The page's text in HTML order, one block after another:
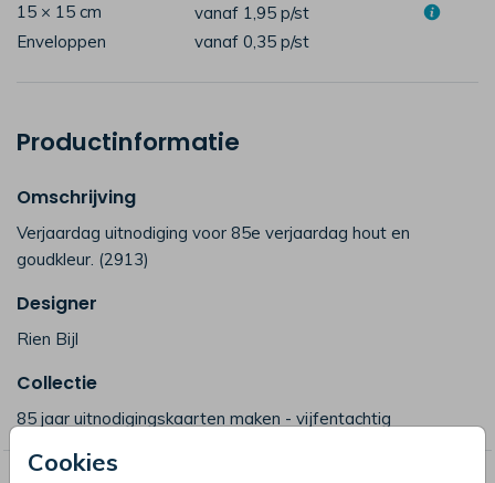
Cookies
15 × 15 cm
vanaf 1,95 p/st
Enveloppen
vanaf 0,35 p/st
Productinformatie
Omschrijving
Verjaardag uitnodiging voor 85e verjaardag hout en
goudkleur. (2913)
Designer
Rien Bijl
Collectie
85 jaar uitnodigingskaarten maken - vijfentachtig